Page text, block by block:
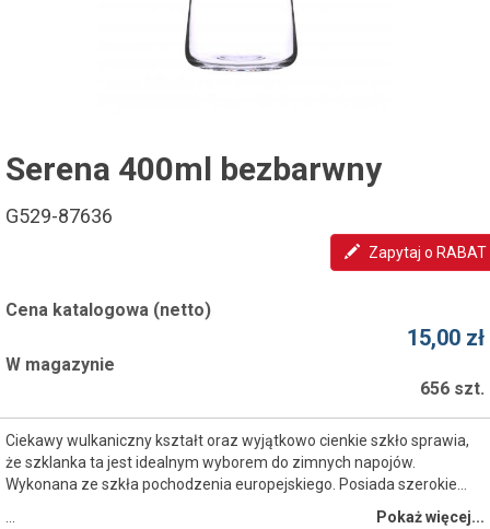
Serena 400ml bezbarwny
G529-87636
Zapytaj o RABAT
Cena katalogowa (netto)
15,00 zł
W magazynie
656 szt.
Ciekawy wulkaniczny kształt oraz wyjątkowo cienkie szkło sprawia,
że szklanka ta jest idealnym wyborem do zimnych napojów.
Wykonana ze szkła pochodzenia europejskiego. Posiada szerokie...
Pokaż więcej...